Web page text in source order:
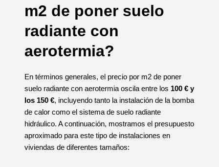
m2 de poner suelo
radiante con
aerotermia?
En términos generales, el precio por m2 de poner
suelo radiante con aerotermia oscila entre los 100 € y
los 150 €, incluyendo tanto la instalación de la bomba
de calor como el sistema de suelo radiante
hidráulico. A continuación, mostramos el presupuesto
aproximado para este tipo de instalaciones en
viviendas de diferentes tamaños: